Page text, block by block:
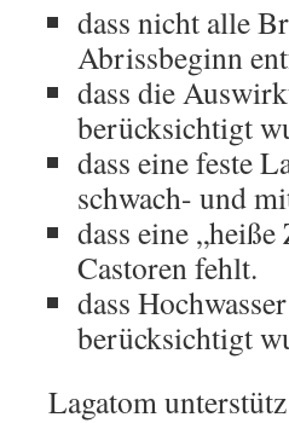
dass nicht alle
Abrissbeginn
dass die
berücksichtigt
dass eine feste
schwach- und
dass eine
Castoren fehlt.
dass
berücksichtigt
Lagatom